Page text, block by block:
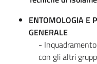
ENTOMOLOGIA E
GENERALE
-
con gli altri